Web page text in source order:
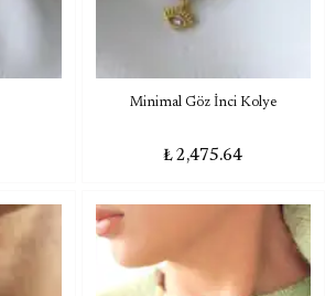
Minimal Göz İnci Kolye
₺ 2,475.64